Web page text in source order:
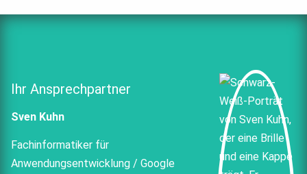
Ihr Ansprechpartner
Sven Kuhn
Fachinformatiker für
Anwendungsentwicklung / Google